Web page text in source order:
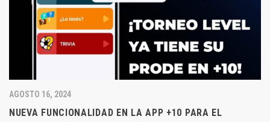
AGOSTO 16, 2024
NUEVA FUNCIONALIDAD EN LA APP +10 PARA EL